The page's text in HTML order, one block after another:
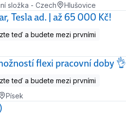
složka - Czech
Hlušovice
Tesla ad. | až 65 000 Kč!
teď a budete mezi prvními
flexi pracovní doby 👌
teď a budete mezi prvními
Písek